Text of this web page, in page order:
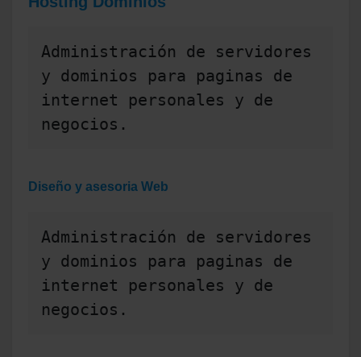
Administración de servidores
y dominios para paginas de
internet personales y de
negocios.
Diseño y asesoria Web
Administración de servidores
y dominios para paginas de
internet personales y de
negocios.